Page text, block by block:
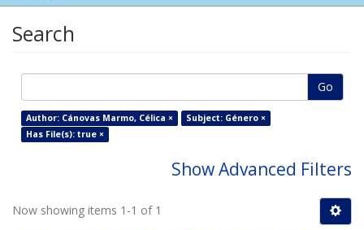
Search
Go
Author: Cánovas Marmo, Célica ×
Subject: Género ×
Has File(s): true ×
Show Advanced Filters
Now showing items 1-1 of 1